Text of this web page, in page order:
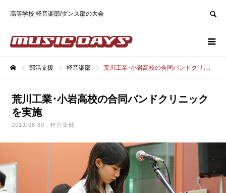
高等学校 軽音楽部/ダンス部の大会
部活支援 軽音楽部 荒川工業･小岩高校の合同バンドクリニックを実施
荒川工業･小岩高校の合同バンドクリニック
を実施
2019.06.30 軽音楽部